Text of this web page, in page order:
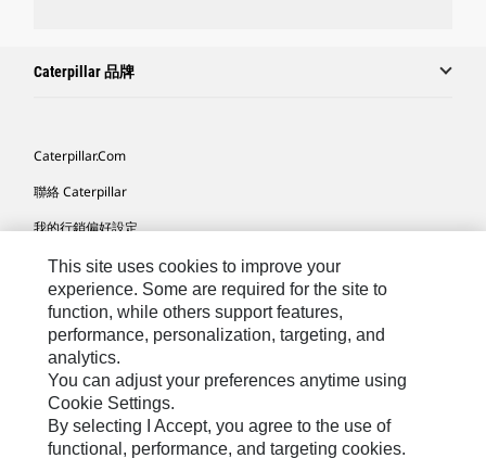
Caterpillar 品牌
Caterpillar.com
聯絡 Caterpillar
我的行銷偏好設定
網站地圖
Cookie Settings
法律
隱私權
關於 Cat
This site uses cookies to improve your
experience. Some are required for the site to
function, while others support features,
performance, personalization, targeting, and
analytics.
You can adjust your preferences anytime using
Cookie Settings.
By selecting I Accept, you agree to the use of
functional, performance, and targeting cookies.